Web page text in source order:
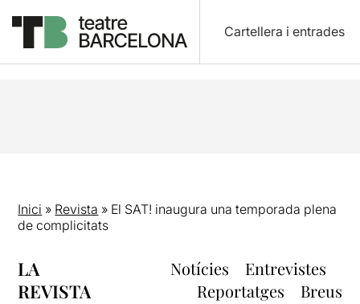
Cartellera i entrades
Inici » Revista » El SAT! inaugura una temporada plena
de complicitats
LA
REVISTA
Notícies
Entrevistes
Reportatges
Breus